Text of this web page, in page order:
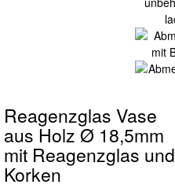
Reagenzglas Vase
aus Holz Ø 18,5mm
mit Reagenzglas und
Korken